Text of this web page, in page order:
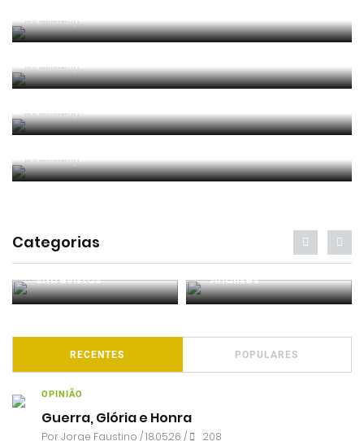
Por RefereeTip
2024 05 Alterações e Esclarecimentos às Leis de
Por RefereeTip
2023 06 Alterações e Esclarecimentos às Leis de
Por RefereeTip
2023/2024 Apresentação alterações Leis Jogo
Por RefereeTip
Categorias
Entrevistas Análises
RECENTES POPULARES
OPINIÃO
Guerra, Glória e Honra
PorJorge Faustino / 18.05.26 / 208